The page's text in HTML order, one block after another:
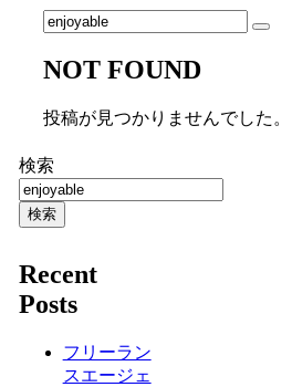
NOT FOUND
投稿が見つかりませんでした。
検索
検索
Recent
Posts
フリーラン
スエージェ